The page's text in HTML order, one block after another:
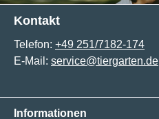
Kontakt
Telefon: +49 251/7182-174
E-Mail: service@tiergarten.de
Informationen